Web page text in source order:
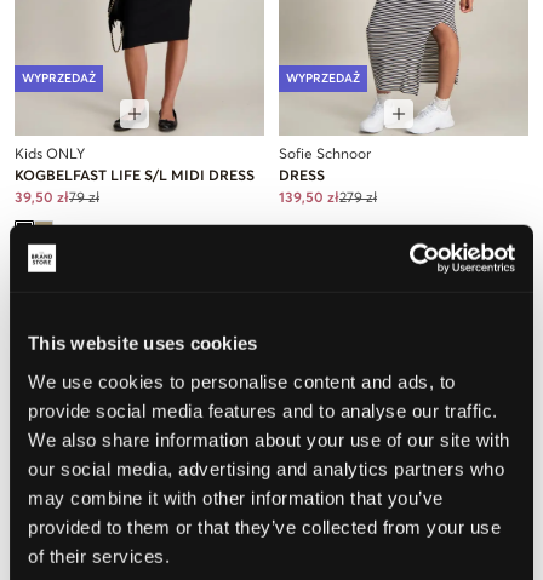
This website uses cookies
We use cookies to personalise content and ads, to
provide social media features and to analyse our traffic.
We also share information about your use of our site with
our social media, advertising and analytics partners who
may combine it with other information that you’ve
provided to them or that they’ve collected from your use
of their services.
WYPRZEDAŻ
Kids ONLY
KOGBELFAST LIFE S/L MIDI DRESS
39,50 zł79 zł
WYPRZEDAŻ
Sofie Schnoor
DRESS
139,50 zł279 zł
WYPRZEDAŻ